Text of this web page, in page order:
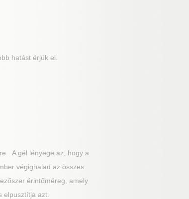
hatást érjük el.
A gél lényege az, hogy a
végighalad az összes
érintőméreg, amely
elpusztítja azt.